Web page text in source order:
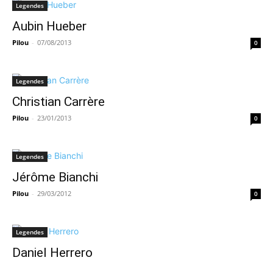
Legendes
Aubin Hueber
Pilou - 07/08/2013 0
Legendes
Christian Carrère
Pilou - 23/01/2013 0
Legendes
Jérôme Bianchi
Pilou - 29/03/2012 0
Legendes
Daniel Herrero